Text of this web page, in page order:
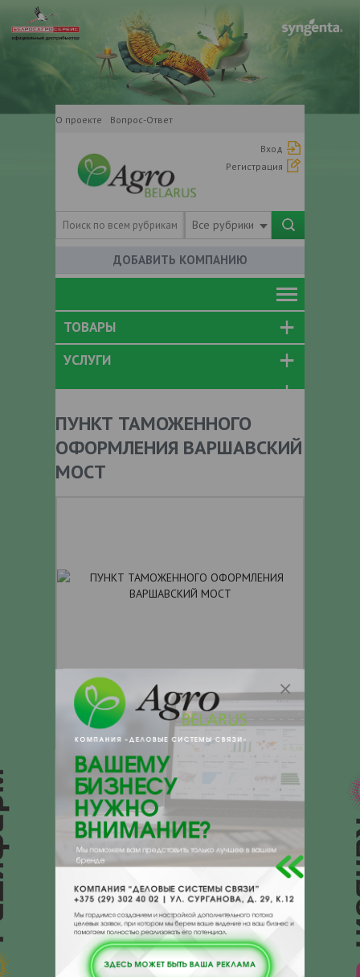
О проекте Вопрос-Ответ
Вход
Регистрация
Все рубрики
ДОБАВИТЬ КОМПАНИЮ
ТОВАРЫ
УСЛУГИ
ПУНКТ ТАМОЖЕННОГО
ОФОРМЛЕНИЯ ВАРШАВСКИЙ
МОСТ
+ 375Показать телефоны
e-mail:a:2:{s:5:"VALUE";a:0:
{}s:11:"DESCRIPTION";a:0:{}}
224030, , , , Брест, Варшавское шоссе
1
Отзывы Еще
Отзывы